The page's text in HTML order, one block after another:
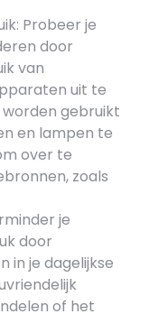
Probeer je
door
van
uit te
gebruikt
en lampen te
over te
zoals
je
door
in je dagelijkse
of het